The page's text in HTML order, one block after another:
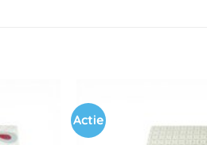
Toevoegen
aan
Actie